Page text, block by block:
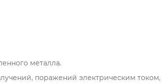
металла.
поражений электрическим током,